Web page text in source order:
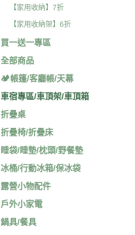
【家用收納】7折
【家用收納架】6折
買一送一專區
全部商品
🏕️帳篷/客廳帳/天幕
車宿專區/車頂架/車頂箱
折疊桌
折疊椅/折疊床
睡袋/睡墊/枕頭/野餐墊
冰桶/行動冰箱/保冰袋
露營小物配件
戶外小家電
鍋具/餐具